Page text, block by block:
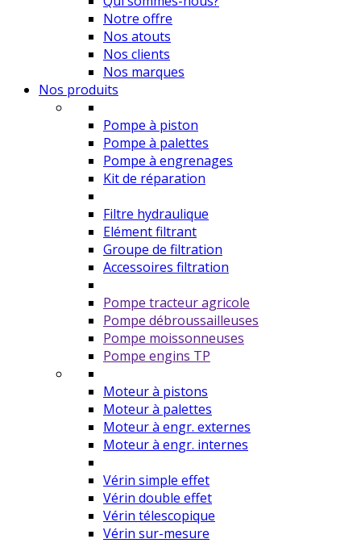
Notre offre
Nos atouts
Nos clients
Nos marques
Nos produits
Pompe à piston
Pompe à palettes
Pompe à engrenages
Kit de réparation
Filtre hydraulique
Elément filtrant
Groupe de filtration
Accessoires filtration
Pompe tracteur agricole
Pompe débroussailleuses
Pompe moissonneuses
Pompe engins TP
Moteur à pistons
Moteur à palettes
Moteur à engr. externes
Moteur à engr. internes
Vérin simple effet
Vérin double effet
Vérin télescopique
Vérin sur-mesure